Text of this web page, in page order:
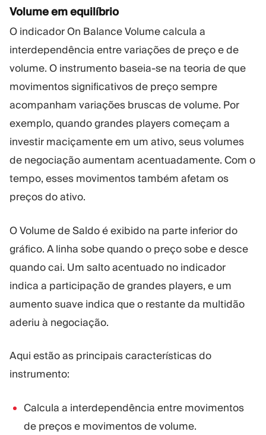
Volume em equilíbrio
O indicador On Balance Volume calcula a
interdependência entre variações de preço e de
volume. O instrumento baseia-se na teoria de que
movimentos significativos de preço sempre
acompanham variações bruscas de volume. Por
exemplo, quando grandes players começam a
investir maciçamente em um ativo, seus volumes
de negociação aumentam acentuadamente. Com o
tempo, esses movimentos também afetam os
preços do ativo.
O Volume de Saldo é exibido na parte inferior do
gráfico. A linha sobe quando o preço sobe e desce
quando cai. Um salto acentuado no indicador
indica a participação de grandes players, e um
aumento suave indica que o restante da multidão
aderiu à negociação.
Aqui estão as principais características do
instrumento:
Calcula a interdependência entre movimentos
de preços e movimentos de volume.